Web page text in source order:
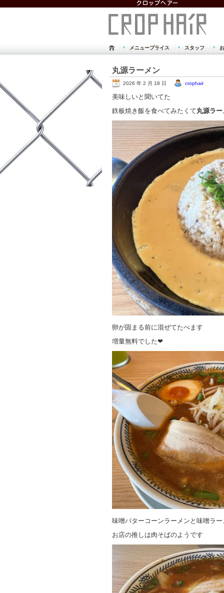
倉敷市 児島 美
Just another WordPress site
メニュープライス スタッフ
丸源ラーメン
2026 年 2 月 18 日 crophair
美味しいと聞いてた
鉄板焼き飯を食べてみたくて丸源ラ
卵が固まる前に混ぜてたべます
増量無料でした❤
味噌バターコーンラーメンと味噌ラー
お店の推しは肉そばのようです